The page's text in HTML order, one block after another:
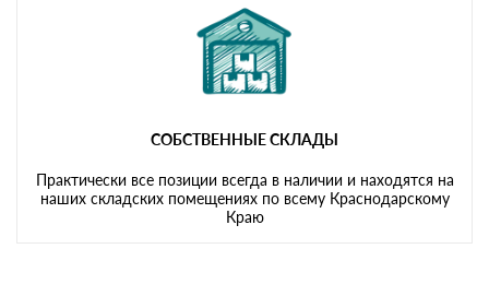
СОБСТВЕННЫЕ СКЛАДЫ
Практически все позиции всегда в наличии и находятся на
наших складских помещениях по всему Краснодарскому
Краю